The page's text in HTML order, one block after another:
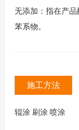
无添加：指在产品
苯系物。
施工方法
辊涂 刷涂 喷涂